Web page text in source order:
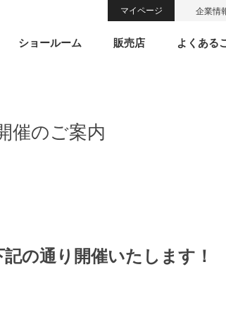
マイページ 企業情
ショールーム 販売店 よくある
催のご案内
の通り開催いたします！